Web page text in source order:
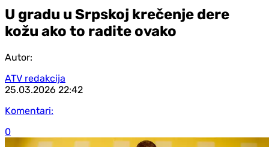
U gradu u Srpskoj krečenje dere
kožu ako to radite ovako
Autor:
ATV redakcija
25.03.2026 22:42
Komentari:
0